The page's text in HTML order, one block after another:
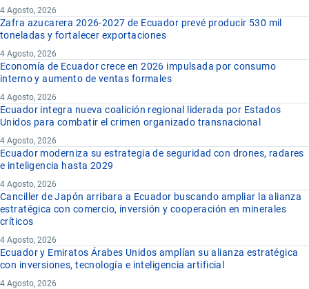
4 Agosto, 2026
Zafra azucarera 2026-2027 de Ecuador prevé producir 530 mil
toneladas y fortalecer exportaciones
4 Agosto, 2026
Economía de Ecuador crece en 2026 impulsada por consumo
interno y aumento de ventas formales
4 Agosto, 2026
Ecuador integra nueva coalición regional liderada por Estados
Unidos para combatir el crimen organizado transnacional
4 Agosto, 2026
Ecuador moderniza su estrategia de seguridad con drones, radares
e inteligencia hasta 2029
4 Agosto, 2026
Canciller de Japón arribara a Ecuador buscando ampliar la alianza
estratégica con comercio, inversión y cooperación en minerales
críticos
4 Agosto, 2026
Ecuador y Emiratos Árabes Unidos amplían su alianza estratégica
con inversiones, tecnología e inteligencia artificial
4 Agosto, 2026